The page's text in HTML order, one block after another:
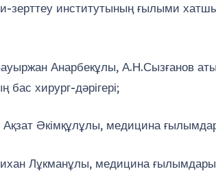
зерттеу институтының ғылыми
Анарбекұлы, А.Н.Сызғанов
бас хирург-дәрігері;
Әкімқұлұлы, медицина
Лұкманұлы, медицина